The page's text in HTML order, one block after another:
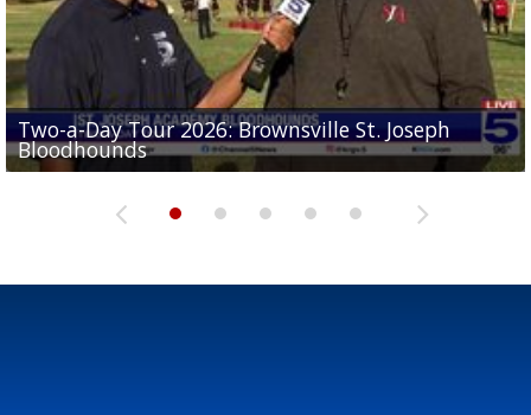
Two-a-Day Tour 2026: Brownsville St. Joseph
Bloodhounds
Two-a-Day Tour 2026: St. Joseph Academy
Bloodhounds
Two-a-Day Tour 2026: Sharyland Rattlers
Sit-down interview with UTRGV wide receiver
Tavian Cord
Two-a-Day Tour 2026: Raymondville Bearkats